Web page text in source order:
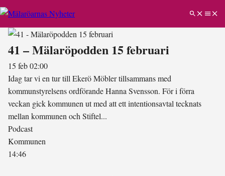
41 – Mälaröpodden 15 februari
15 feb 02:00
Idag tar vi en tur till Ekerö Möbler tillsammans med
kommunstyrelsens ordförande Hanna Svensson. För i förra
veckan gick kommunen ut med att ett intentionsavtal tecknats
mellan kommunen och Stiftel...
Podcast
Kommunen
14:46